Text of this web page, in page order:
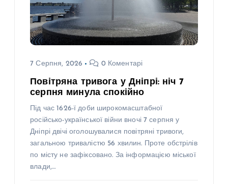
7 Серпня, 2026 0 Коментарі
Повітряна тривога у Дніпрі: ніч 7
серпня минула спокійно
Під час 1626-ї доби широкомасштабної
російсько-української війни вночі 7 серпня у
Дніпрі двічі оголошувалися повітряні тривоги,
загальною тривалістю 56 хвилин. Проте обстрілів
по місту не зафіксовано. За інформацією міської
влади,…